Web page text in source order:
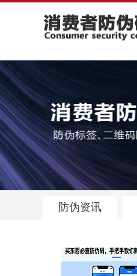
防伪资讯